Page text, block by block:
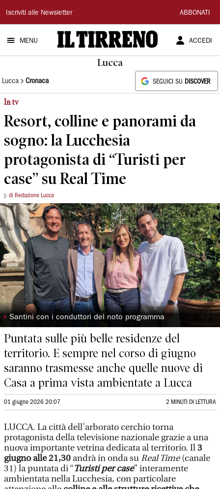
Il
Tirreno
Iscriviti alle Newsletter ABBONATI
MENU ACCEDI
Lucca
Lucca Cronaca SEGUICI SU DISCOVER
In tv
Resort, colline e panorami da
sogno: la Lucchesia
protagonista di “Turisti per
case” su Real Time
di Redazione Lucca
◗ Santini con i conduttori del noto programma
Puntata sulle più belle residenze del
territorio. E sempre nel corso di giugno
saranno trasmesse anche quelle nuove di
Casa a prima vista ambientate a Lucca
01 giugno 2026 20:07 2 MINUTI DI LETTURA
LUCCA. La città dell’arborato cerchio torna
protagonista della televisione nazionale grazie a una
nuova importante vetrina dedicata al territorio. Il3
giugno alle 21,30 andrà in onda suReal Time(canale
31) la puntata di “Turisti per case” interamente
ambientata nella Lucchesia, con particolare